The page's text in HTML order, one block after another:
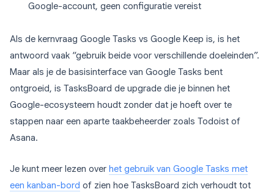
Google-account, geen configuratie vereist
Als de kernvraag Google Tasks vs Google Keep is, is het
antwoord vaak “gebruik beide voor verschillende doeleinden”.
Maar als je de basisinterface van Google Tasks bent
ontgroeid, is TasksBoard de upgrade die je binnen het
Google-ecosysteem houdt zonder dat je hoeft over te
stappen naar een aparte taakbeheerder zoals Todoist of
Asana.
Je kunt meer lezen over het gebruik van Google Tasks met
een kanban-bord of zien hoe TasksBoard zich verhoudt tot